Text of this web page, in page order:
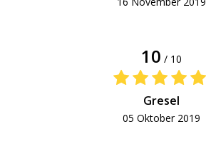
10 / 10
Gresel
05 Oktober 2019